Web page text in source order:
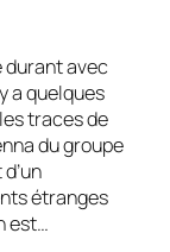
durant avec
a quelques
traces de
du groupe
étranges
est…